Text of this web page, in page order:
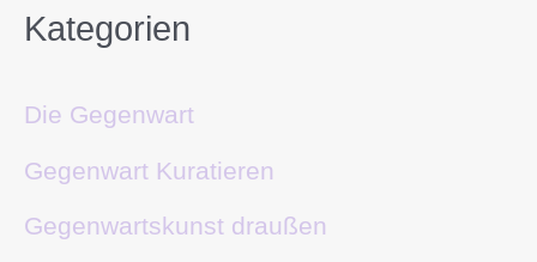
Kategorien
Die Gegenwart
Gegenwart Kuratieren
Gegenwartskunst draußen